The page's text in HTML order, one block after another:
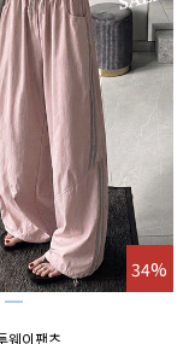
34%
웨이팬츠